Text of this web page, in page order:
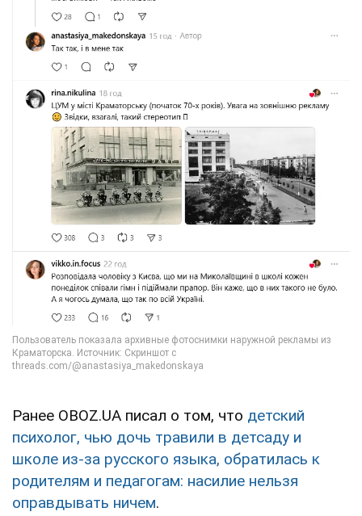
Ранее OBOZ.UA писал о том, что детский
психолог, чью дочь травили в детсаду и
школе из-за русского языка, обратилась к
родителям и педагогам: насилие нельзя
оправдывать ничем.